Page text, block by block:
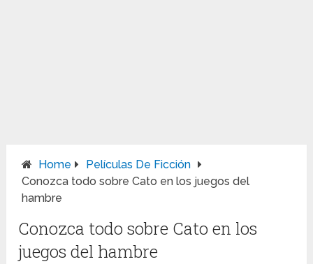
Home
Películas De Ficción
Conozca todo sobre Cato en los juegos del
hambre
Conozca todo sobre Cato en los
juegos del hambre